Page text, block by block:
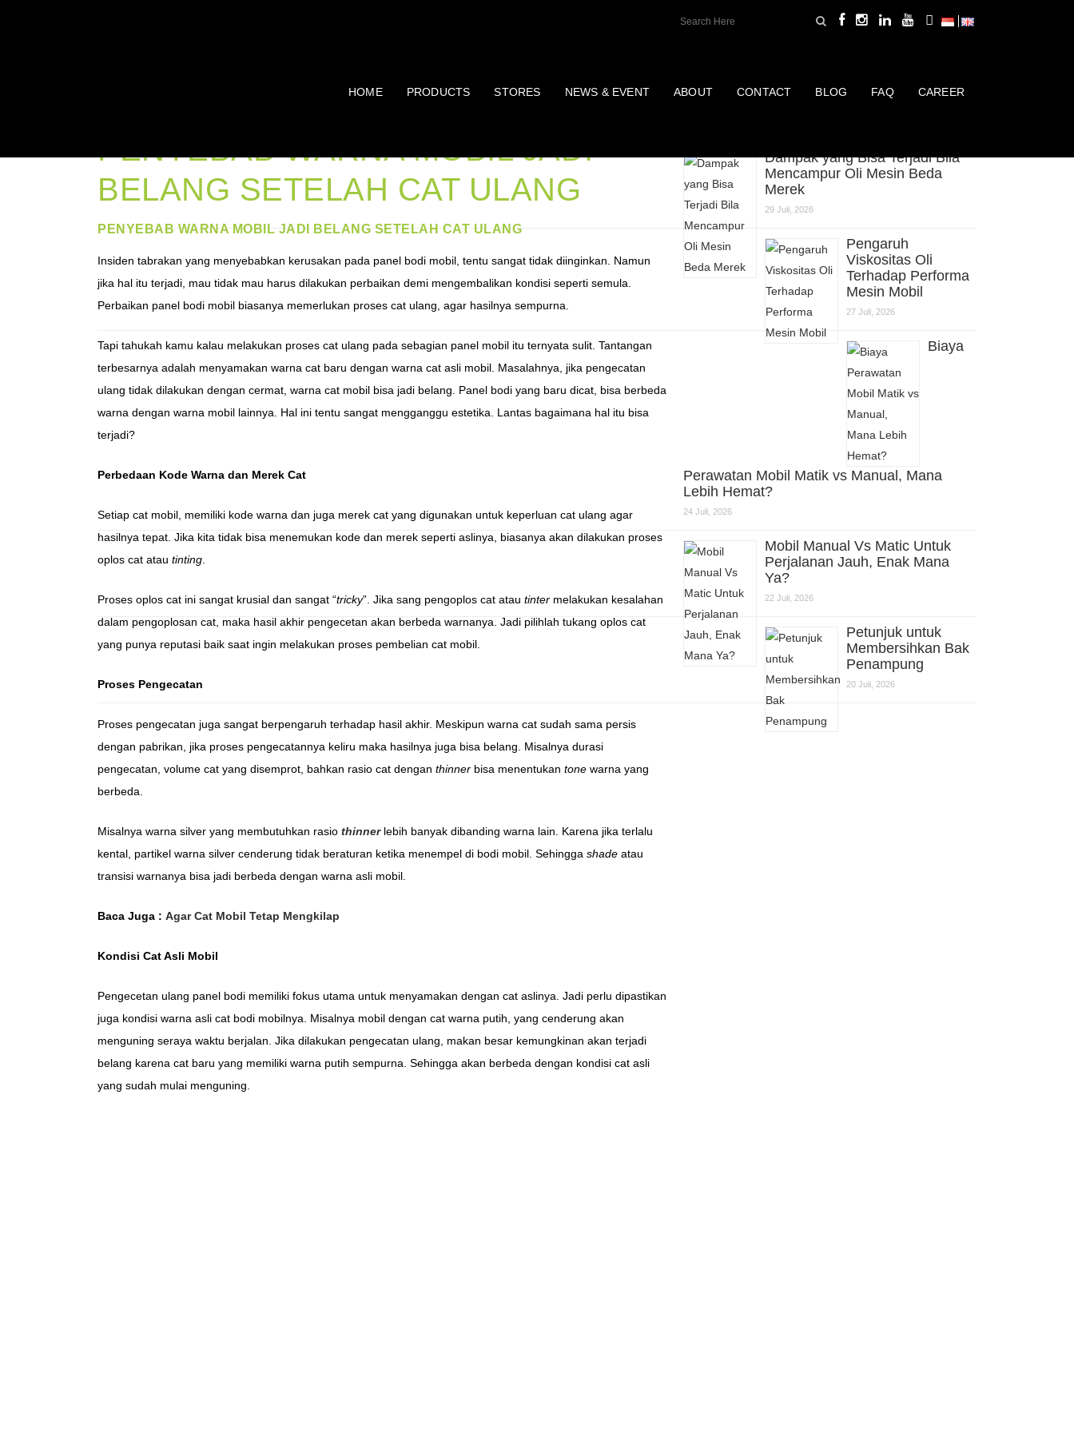
HOME PRODUCTS STORES NEWS & EVENT ABOUT CONTACT BLOG FAQ CAREER
PENYEBAB WARNA MOBIL JADI
BELANG SETELAH CAT ULANG
PENYEBAB WARNA MOBIL JADI BELANG SETELAH CAT ULANG
Insiden tabrakan yang menyebabkan kerusakan pada panel bodi mobil, tentu sangat tidak diinginkan. Namun
jika hal itu terjadi, mau tidak mau harus dilakukan perbaikan demi mengembalikan kondisi seperti semula.
Perbaikan panel bodi mobil biasanya memerlukan proses cat ulang, agar hasilnya sempurna.
Tapi tahukah kamu kalau melakukan proses cat ulang pada sebagian panel mobil itu ternyata sulit. Tantangan
terbesarnya adalah menyamakan warna cat baru dengan warna cat asli mobil. Masalahnya, jika pengecatan
ulang tidak dilakukan dengan cermat, warna cat mobil bisa jadi belang. Panel bodi yang baru dicat, bisa berbeda
warna dengan warna mobil lainnya. Hal ini tentu sangat mengganggu estetika. Lantas bagaimana hal itu bisa
terjadi?
Perbedaan Kode Warna dan Merek Cat
Setiap cat mobil, memiliki kode warna dan juga merek cat yang digunakan untuk keperluan cat ulang agar
hasilnya tepat. Jika kita tidak bisa menemukan kode dan merek seperti aslinya, biasanya akan dilakukan proses
oplos cat atau tinting
Proses oplos cat ini sangat krusial dan sangat “tricky”. Jika sang pengoplos cat atau tinter melakukan kesalahan
dalam pengoplosan cat, maka hasil akhir pengecetan akan berbeda warnanya. Jadi pilihlah tukang oplos cat
yang punya reputasi baik saat ingin melakukan proses pembelian cat mobil.
Proses Pengecatan
Proses pengecatan juga sangat berpengaruh terhadap hasil akhir. Meskipun warna cat sudah sama persis
dengan pabrikan, jika proses pengecatannya keliru maka hasilnya juga bisa belang. Misalnya durasi
pengecatan, volume cat yang disemprot, bahkan rasio cat dengan thinner bisa menentukan tone warna yang
berbeda.
Misalnya warna silver yang membutuhkan rasio thinner lebih banyak dibanding warna lain. Karena jika terlalu
kental, partikel warna silver cenderung tidak beraturan ketika menempel di bodi mobil. Sehingga shade atau
transisi warnanya bisa jadi berbeda dengan warna asli mobil.
Baca Juga : Agar Cat Mobil Tetap Mengkilap
Kondisi Cat Asli Mobil
Pengecetan ulang panel bodi memiliki fokus utama untuk menyamakan dengan cat aslinya. Jadi perlu dipastikan
juga kondisi warna asli cat bodi mobilnya. Misalnya mobil dengan cat warna putih, yang cenderung akan
menguning seraya waktu berjalan. Jika dilakukan pengecatan ulang, makan besar kemungkinan akan terjadi
belang karena cat baru yang memiliki warna putih sempurna. Sehingga akan berbeda dengan kondisi cat asli
yang sudah mulai menguning.
Dampak yang Bisa Terjadi Bila
Mencampur Oli Mesin Beda
Merek
29 Juli, 2026
Pengaruh
Viskositas Oli
Terhadap Performa
Mesin Mobil
27 Juli, 2026
Biaya
Perawatan Mobil Matik vs Manual, Mana
Lebih Hemat?
24 Juli, 2026
Mobil Manual Vs Matic Untuk
Perjalanan Jauh, Enak Mana
Ya?
22 Juli, 2026
Petunjuk untuk
Membersihkan Bak
Penampung
20 Juli, 2026